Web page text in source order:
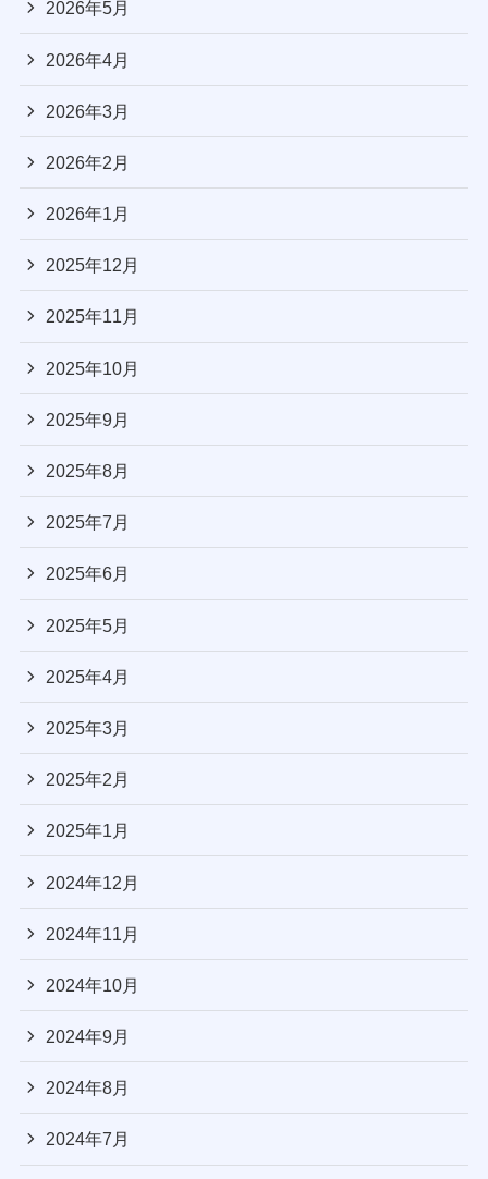
2026年5月
2026年4月
2026年3月
2026年2月
2026年1月
2025年12月
2025年11月
2025年10月
2025年9月
2025年8月
2025年7月
2025年6月
2025年5月
2025年4月
2025年3月
2025年2月
2025年1月
2024年12月
2024年11月
2024年10月
2024年9月
2024年8月
2024年7月